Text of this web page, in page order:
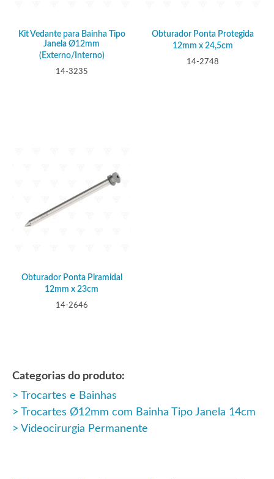
Kit Vedante para Bainha Tipo
Janela Ø12mm
(Externo/Interno)
14-3235
Obturador Ponta Protegida
12mm x 24,5cm
14-2748
Obturador Ponta Piramidal
12mm x 23cm
14-2646
Categorias do produto:
Trocartes e Bainhas
Trocartes Ø12mm com Bainha Tipo Janela 14cm
Videocirurgia Permanente